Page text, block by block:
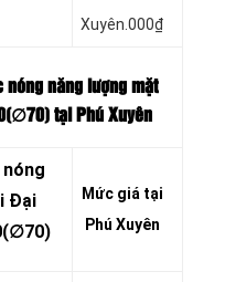
Xuyên.000₫
nóng năng lượng mặt
tại Phú Xuyên
nóng
Đại
Mức giá tại
Phú Xuyên